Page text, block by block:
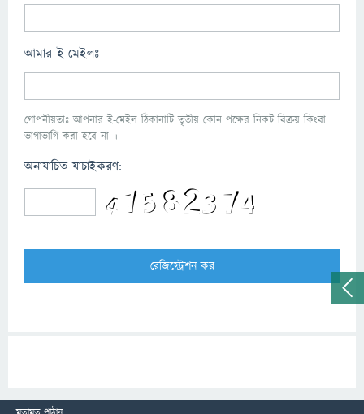
আমার ই-মেইলঃ
গোপনীয়তাঃ আপনার ই-মেইল ঠিকানাটি তৃতীয় কোন পক্ষের নিকট বিক্রয় কিংবা
ভাগাভাগি করা হবে না ।
অনাযাচিত যাচাইকরণ: